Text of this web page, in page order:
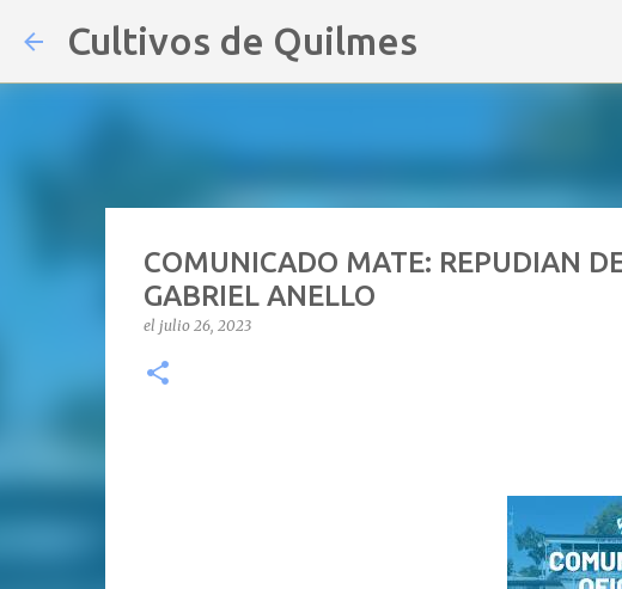
Cultivos de Quilmes
COMUNICADO MATE: REPUDIAN
GABRIEL ANELLO
el julio 26, 2023